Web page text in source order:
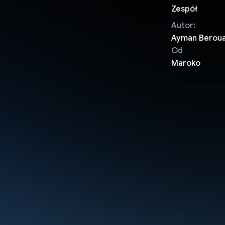
Zespół
Autor:
Ayman
Od
Maroko